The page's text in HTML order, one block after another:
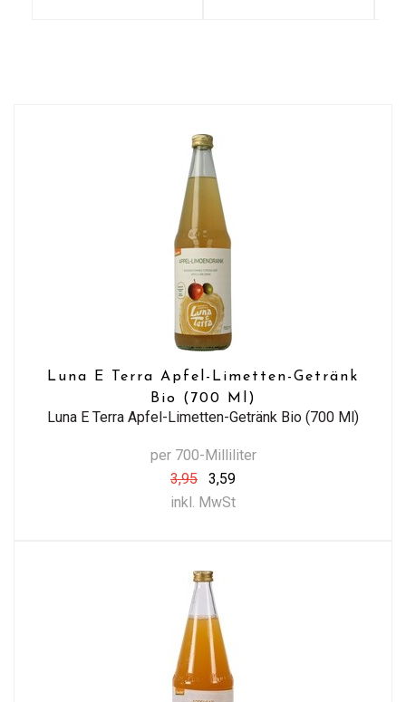
Luna E Terra Apfel-Limetten-Getränk
Bio (700 Ml)
Luna E Terra Apfel-Limetten-Getränk Bio (700 Ml)
per 700-Milliliter
3,95
3,59
inkl. MwSt